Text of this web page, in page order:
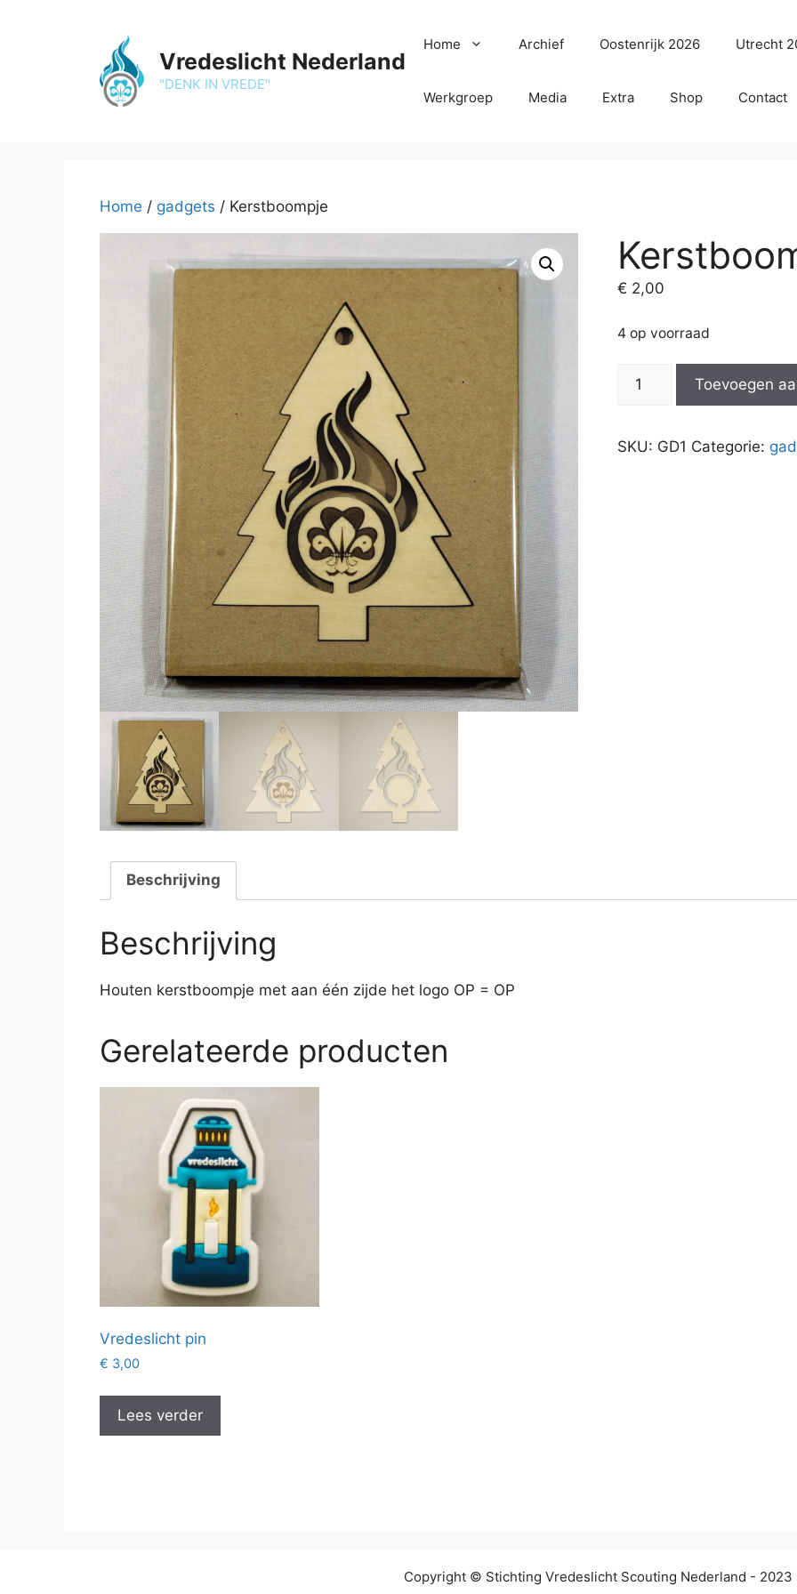
Vredeslicht Nederland
"DENK IN VREDE"
Home Archief Oostenrijk 2026 Utrecht
Werkgroep Media Extra Shop Contact
Home / gadgets / Kerstboompje
€ 2,00
4 op voorraad
aantal
Toevoegen
SKU: GD1 Categorie:
Beschrijving
Beschrijving
Houten kerstboompje met aan één zijde het logo OP = OP
Gerelateerde producten
Vredeslicht pin
€ 3,00
Lees verder
Copyright © Stichting Vredeslicht Scouting Nederland - 2023